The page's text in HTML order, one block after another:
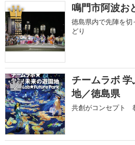
1 鳴門市阿波お
徳島県内で先陣を
どり
2
チームラボ
地／徳島県
共創がコンセプト